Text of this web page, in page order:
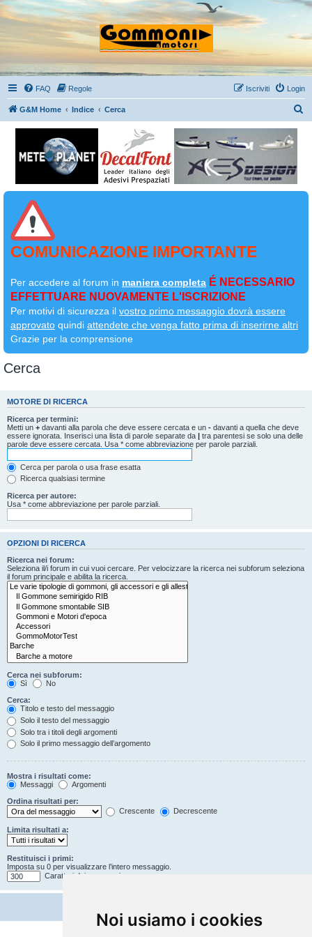
Noi usiamo i cookies
FAQ Regole Login
Iscriviti
G&M Home Indice Cerca
COMUNICAZIONE IMPORTANTE
Per accedere al forum in maniera completa É NECESSARIO
EFFETTUARE NUOVAMENTE L'ISCRIZIONE
Per motivi di sicurezza il vostro primo messaggio dovrà essere
approvato quindi attendete che venga fatto prima di inserirne altri
Grazie per la comprensione
Cerca
MOTORE DI RICERCA
Ricerca per termini:
Metti un + davanti alla parola che deve essere cercata e un - davanti a quella che deve
essere ignorata. Inserisci una lista di parole separate da | tra parentesi se solo una delle
parole deve essere cercata. Usa * come abbreviazione per parole parziali.
Cerca per parola o usa frase esatta
Ricerca qualsiasi termine
Ricerca per autore:
Usa * come abbreviazione per parole parziali.
OPZIONI DI RICERCA
Ricerca nei forum:
Seleziona il/i forum in cui vuoi cercare. Per velocizzare la ricerca nei subforum seleziona
il forum principale e abilita la ricerca.
Cerca nei subforum:
Sì
No
Cerca:
Titolo e testo del messaggio
Solo il testo del messaggio
Solo tra i titoli degli argomenti
Solo il primo messaggio dell’argomento
Mostra i risultati come:
Messaggi
Argomenti
Ordina risultati per:
Crescente
Decrescente
Limita risultati a:
Restituisci i primi:
Imposta su 0 per visualizzare l’intero messaggio.
Caratteri dei messaggi